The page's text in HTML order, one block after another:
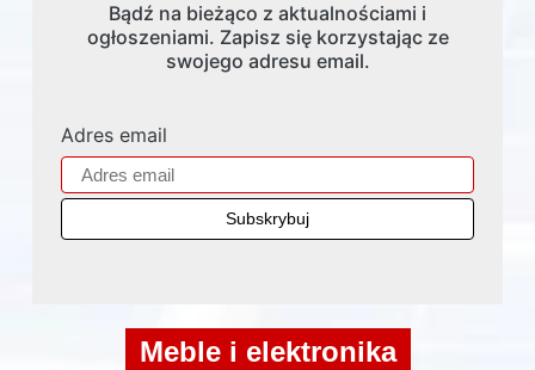
Bądź na bieżąco z aktualnościami i
ogłoszeniami. Zapisz się korzystając ze
swojego adresu email.
Adres email
Meble i elektronika